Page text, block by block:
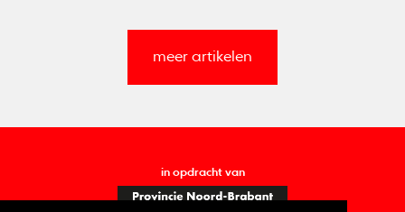
meer artikelen
in opdracht van